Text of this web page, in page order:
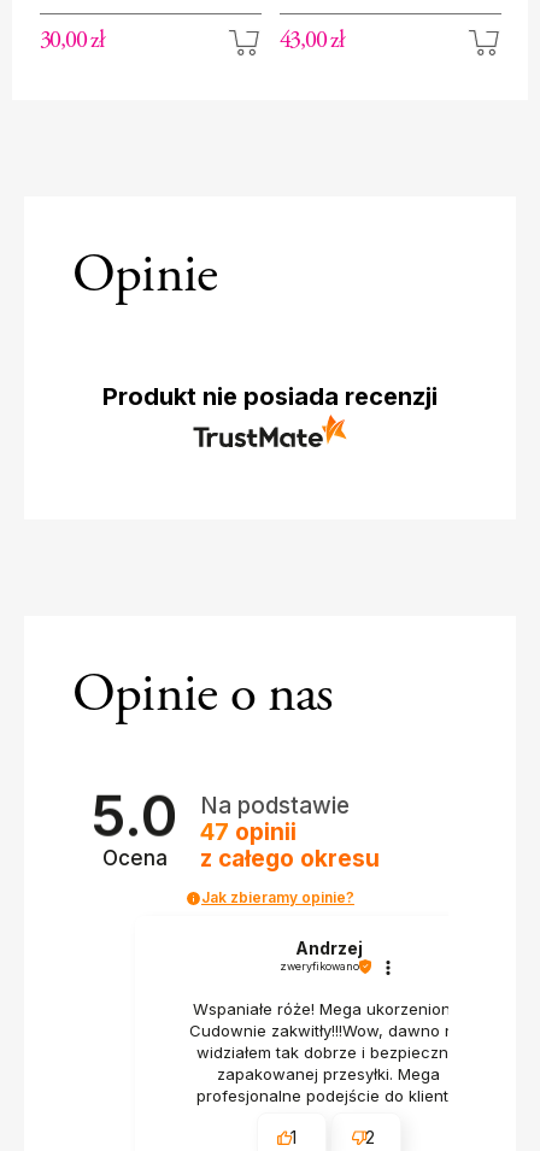
rabatowa
30,00 zł
rabatowa
43,00 zł
Opinie
Produkt nie posiada recenzji
Opinie o nas
5.0
Ocena
Na podstawie
47 opinii
z całego okresu
Jak zbieramy opinie?
Andrzej
zweryfikowano
Wspaniałe róże! Mega ukorzenione!
Cudownie zakwitły!!!Wow, dawno nie
widziałem tak dobrze i bezpiecznie
zapakowanej przesyłki. Mega
profesjonalne podejście do klienta.
1 2